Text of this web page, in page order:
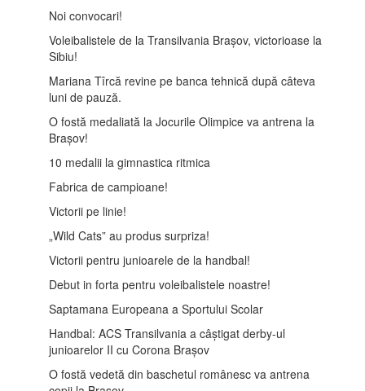
Noi convocari!
Voleibalistele de la Transilvania Brașov, victorioase la
Sibiu!
Mariana Tîrcă revine pe banca tehnică după câteva
luni de pauză.
O fostă medaliată la Jocurile Olimpice va antrena la
Brașov!
10 medalii la gimnastica ritmica
Fabrica de campioane!
Victorii pe linie!
„Wild Cats” au produs surpriza!
Victorii pentru junioarele de la handbal!
Debut in forta pentru voleibalistele noastre!
Saptamana Europeana a Sportului Scolar
Handbal: ACS Transilvania a câștigat derby-ul
junioarelor II cu Corona Brașov
O fostă vedetă din baschetul românesc va antrena